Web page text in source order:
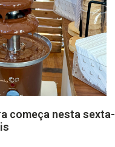
começa nesta sexta-